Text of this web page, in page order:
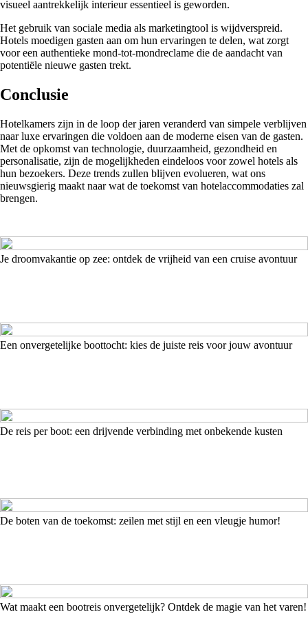
visueel aantrekkelijk interieur essentieel is geworden.
Het gebruik van sociale media als marketingtool is wijdverspreid.
Hotels moedigen gasten aan om hun ervaringen te delen, wat zorgt
voor een authentieke mond-tot-mondreclame die de aandacht van
potentiële nieuwe gasten trekt.
Conclusie
Hotelkamers zijn in de loop der jaren veranderd van simpele verblijven
naar luxe ervaringen die voldoen aan de moderne eisen van de gasten.
Met de opkomst van technologie, duurzaamheid, gezondheid en
personalisatie, zijn de mogelijkheden eindeloos voor zowel hotels als
hun bezoekers. Deze trends zullen blijven evolueren, wat ons
nieuwsgierig maakt naar wat de toekomst van hotelaccommodaties zal
brengen.
Je droomvakantie op zee: ontdek de vrijheid van een cruise avontuur
Een onvergetelijke boottocht: kies de juiste reis voor jouw avontuur
De reis per boot: een drijvende verbinding met onbekende kusten
De boten van de toekomst: zeilen met stijl en een vleugje humor!
Wat maakt een bootreis onvergetelijk? Ontdek de magie van het varen!